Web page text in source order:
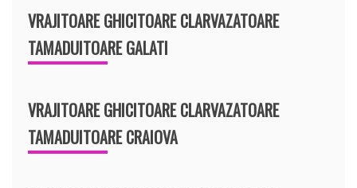
VRAJITOARE GHICITOARE CLARVAZATOARE
TAMADUITOARE GALATI
VRAJITOARE GHICITOARE CLARVAZATOARE
TAMADUITOARE CRAIOVA